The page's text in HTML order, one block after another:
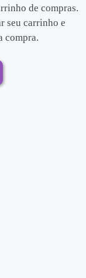
de compras.
seu carrinho e
compra.